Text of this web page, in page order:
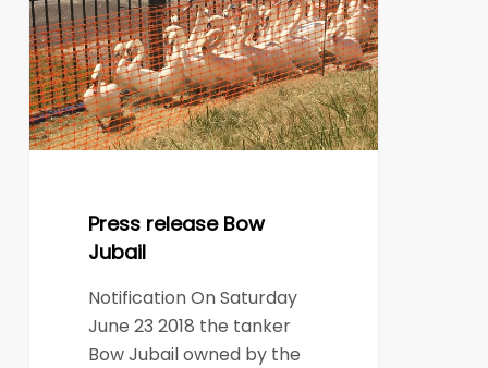
Jubail
Press release Bow
Jubail
Notification On Saturday
June 23 2018 the tanker
Bow Jubail owned by the